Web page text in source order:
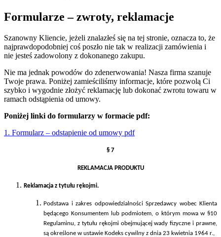
Formularze – zwroty, reklamacje
Szanowny Kliencie, jeżeli znalazłeś się na tej stronie, oznacza to, że
najprawdopodobniej coś poszło nie tak w realizacji zamówienia i
nie jesteś zadowolony z dokonanego zakupu.
Nie ma jednak powodów do zdenerwowania! Nasza firma szanuje
Twoje prawa. Poniżej zamieściliśmy informacje, które pozwolą Ci
szybko i wygodnie złożyć reklamację lub dokonać zwrotu towaru w
ramach odstąpienia od umowy.
Poniżej linki do formularzy w formacie pdf:
1. Formularz – odstapienie od umowy pdf
§ 7
REKLAMACJA PRODUKTU
Reklamacja z tytułu rękojmi.
Podstawa i zakres odpowiedzialności Sprzedawcy wobec Klienta
będącego Konsumentem lub podmiotem, o którym mowa w §10
Regulaminu, z tytułu rękojmi obejmującej wady fizyczne i prawne,
są określone w ustawie Kodeks cywilny z dnia 23 kwietnia 1964 r.,